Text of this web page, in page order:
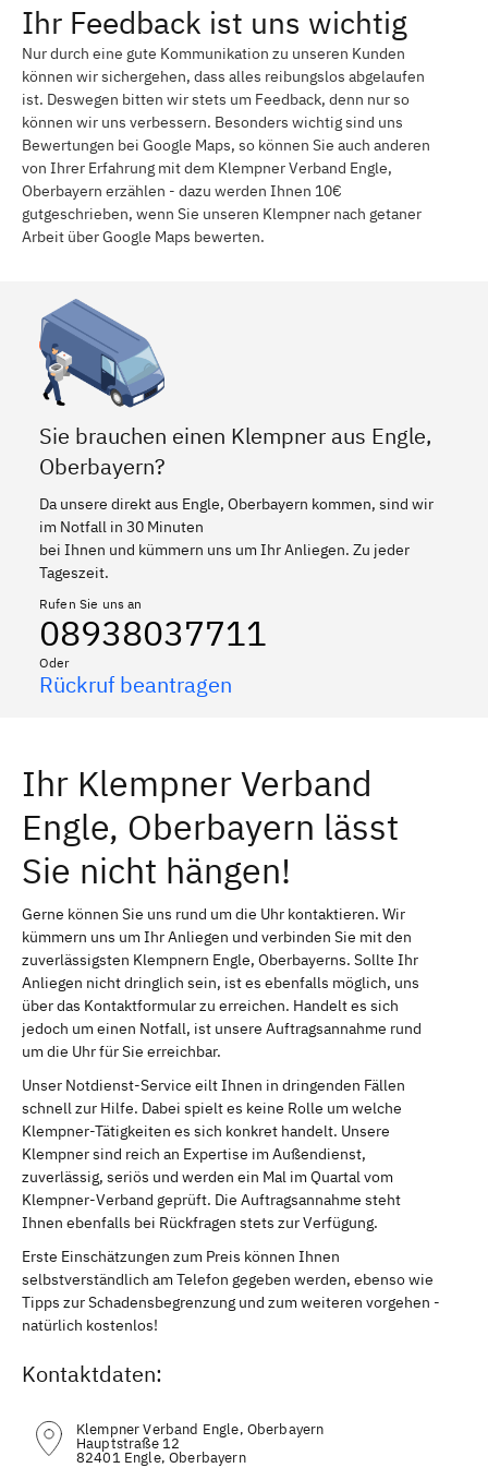
Ihr Feedback ist uns wichtig
Nur durch eine gute Kommunikation zu unseren Kunden
können wir sichergehen, dass alles reibungslos abgelaufen
ist. Deswegen bitten wir stets um Feedback, denn nur so
können wir uns verbessern. Besonders wichtig sind uns
Bewertungen bei Google Maps, so können Sie auch anderen
von Ihrer Erfahrung mit dem Klempner Verband Engle,
Oberbayern erzählen - dazu werden Ihnen 10€
gutgeschrieben, wenn Sie unseren Klempner nach getaner
Arbeit über Google Maps bewerten.
Sie brauchen einen Klempner aus Engle,
Oberbayern?
Da unsere direkt aus Engle, Oberbayern kommen, sind wir
im Notfall in 30 Minuten
bei Ihnen und kümmern uns um Ihr Anliegen. Zu jeder
Tageszeit.
Rufen Sie uns an
08938037711
Oder
Rückruf beantragen
Ihr Klempner Verband
Engle, Oberbayern lässt
Sie nicht hängen!
Gerne können Sie uns rund um die Uhr kontaktieren. Wir
kümmern uns um Ihr Anliegen und verbinden Sie mit den
zuverlässigsten Klempnern Engle, Oberbayerns. Sollte Ihr
Anliegen nicht dringlich sein, ist es ebenfalls möglich, uns
über das Kontaktformular zu erreichen. Handelt es sich
jedoch um einen Notfall, ist unsere Auftragsannahme rund
um die Uhr für Sie erreichbar.
Unser Notdienst-Service eilt Ihnen in dringenden Fällen
schnell zur Hilfe. Dabei spielt es keine Rolle um welche
Klempner-Tätigkeiten es sich konkret handelt. Unsere
Klempner sind reich an Expertise im Außendienst,
zuverlässig, seriös und werden ein Mal im Quartal vom
Klempner-Verband geprüft. Die Auftragsannahme steht
Ihnen ebenfalls bei Rückfragen stets zur Verfügung.
Erste Einschätzungen zum Preis können Ihnen
selbstverständlich am Telefon gegeben werden, ebenso wie
Tipps zur Schadensbegrenzung und zum weiteren vorgehen -
natürlich kostenlos!
Kontaktdaten:
Klempner Verband Engle, Oberbayern
Hauptstraße 12
82401 Engle, Oberbayern